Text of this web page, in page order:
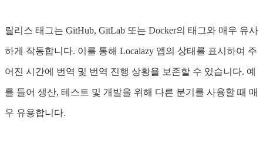
릴리스 태그는 GitHub, GitLab 또는 Docker의 태그와 매우 유사
하게 작동합니다. 이를 통해 Localazy 앱의 상태를 표시하여 주
어진 시간에 번역 및 번역 진행 상황을 보존할 수 있습니다. 예
를 들어 생산, 테스트 및 개발을 위해 다른 분기를 사용할 때 매
우 유용합니다.